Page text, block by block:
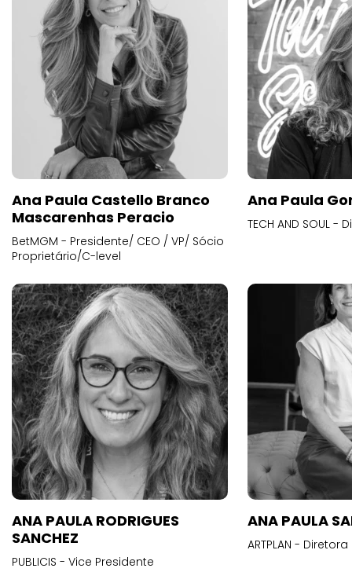
Ana Paula Castello Branco
Mascarenhas Peracio
BetMGM - Presidente/ CEO / VP/ Sócio
Proprietário/C-level
Ana Paula
TECH AND SOUL
ANA PAULA RODRIGUES
SANCHEZ
PUBLICIS - Vice Presidente
ANA PAULA
ARTPLAN -